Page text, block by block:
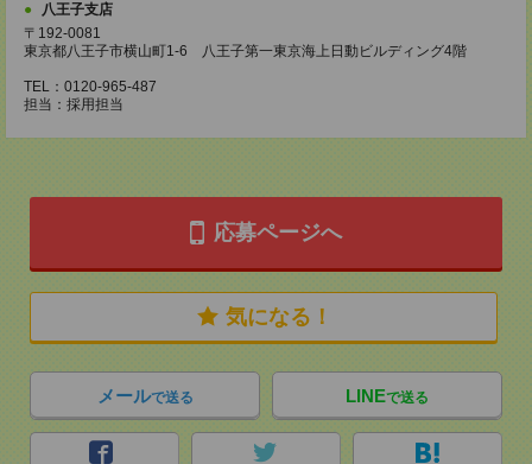
八王子支店
〒192-0081
東京都八王子市横山町1-6 八王子第一東京海上日動ビルディング4階
TEL：0120-965-487
担当：採用担当
応募ページへ
気になる！
メールで送る LINEで送る